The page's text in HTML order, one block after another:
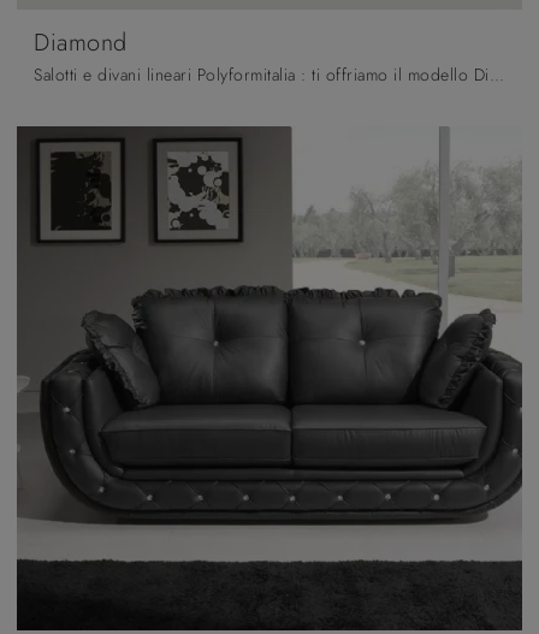
Diamond
Salotti e divani lineari Polyformitalia : ti offriamo il modello Diamond in tessuto per completare il living.